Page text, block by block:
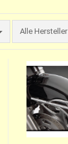
Alle Hersteller